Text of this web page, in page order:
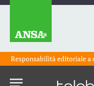
Responsabilità editoriale